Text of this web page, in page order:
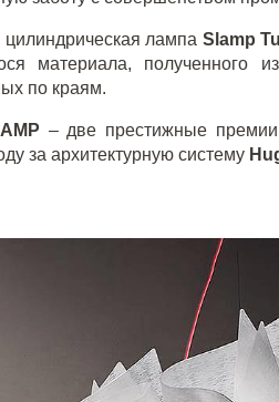
лампа Slamp
материала, полученного
по краям.
– две престижные премии
за архитектурную систему